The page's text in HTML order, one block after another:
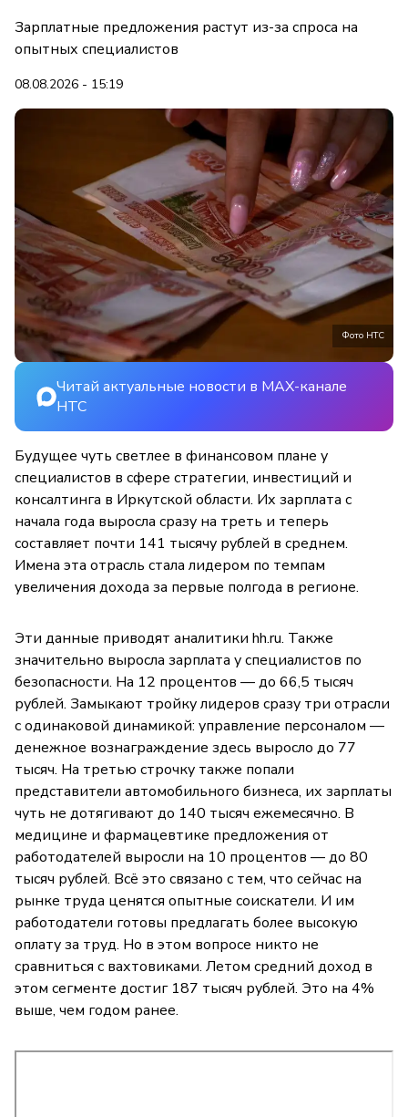
Зарплатные предложения растут из-за спроса на
опытных специалистов
08.08.2026 - 15:19
Фото НТС
Читай актуальные новости в MAX-канале
НТС
Будущее чуть светлее в финансовом плане у
специалистов в сфере стратегии, инвестиций и
консалтинга в Иркутской области. Их зарплата с
начала года выросла сразу на треть и теперь
составляет почти 141 тысячу рублей в среднем.
Имена эта отрасль стала лидером по темпам
увеличения дохода за первые полгода в регионе.
Эти данные приводят аналитики hh.ru. Также
значительно выросла зарплата у специалистов по
безопасности. На 12 процентов — до 66,5 тысяч
рублей. Замыкают тройку лидеров сразу три отрасли
с одинаковой динамикой: управление персоналом —
денежное вознаграждение здесь выросло до 77
тысяч. На третью строчку также попали
представители автомобильного бизнеса, их зарплаты
чуть не дотягивают до 140 тысяч ежемесячно. В
медицине и фармацевтике предложения от
работодателей выросли на 10 процентов — до 80
тысяч рублей. Всё это связано с тем, что сейчас на
рынке труда ценятся опытные соискатели. И им
работодатели готовы предлагать более высокую
оплату за труд. Но в этом вопросе никто не
сравниться с вахтовиками. Летом средний доход в
этом сегменте достиг 187 тысяч рублей. Это на 4%
выше, чем годом ранее.